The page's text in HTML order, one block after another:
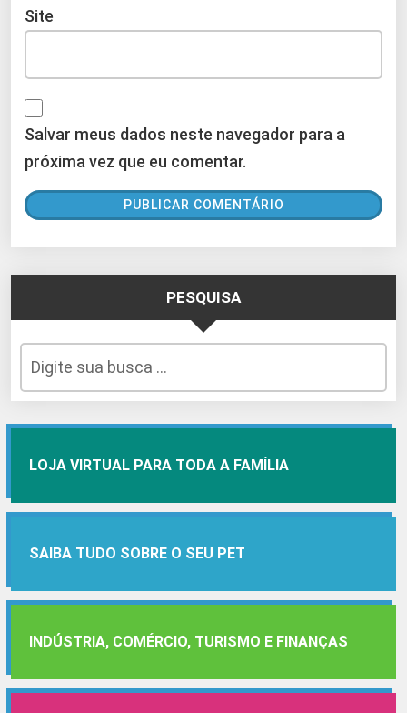
Site
Salvar meus dados neste navegador para a
próxima vez que eu comentar.
PESQUISA
LOJA VIRTUAL PARA TODA A FAMÍLIA
SAIBA TUDO SOBRE O SEU PET
INDÚSTRIA, COMÉRCIO, TURISMO E FINANÇAS